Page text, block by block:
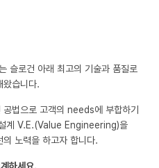
슬로건 아래 최고의 기술과 품질로
왔습니다.
법으로 고객의 needs에 부합하기
계 V.E.(Value Engineering)을
노력을 하고자 합니다.
하세요.